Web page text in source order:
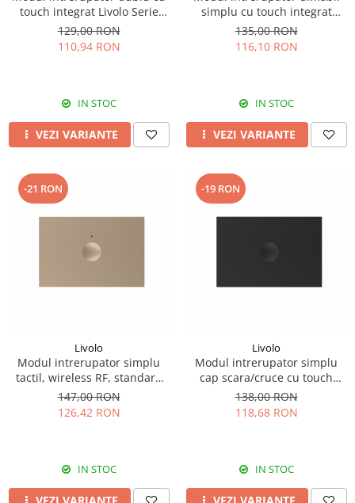
touch integrat Livolo Serie
noua standard Italian
129,00 RON
110,94 RON
IN STOC
VEZI VARIANTE
simplu cu touch integrat
Livolo
135,00 RON
116,10 RON
IN STOC
VEZI VARIANTE
-21 RON
Livolo
Modul intrerupator simplu
tactil, wireless RF, standard
italian, 3M
147,00 RON
126,42 RON
IN STOC
-19 RON
Livolo
Modul intrerupator simplu
cap scara/cruce cu touch
Livolo Serie noua standard
Italian
138,00 RON
118,68 RON
IN STOC